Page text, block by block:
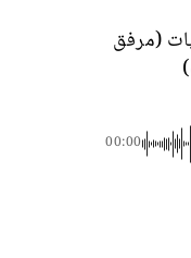
(مرفق
00:00